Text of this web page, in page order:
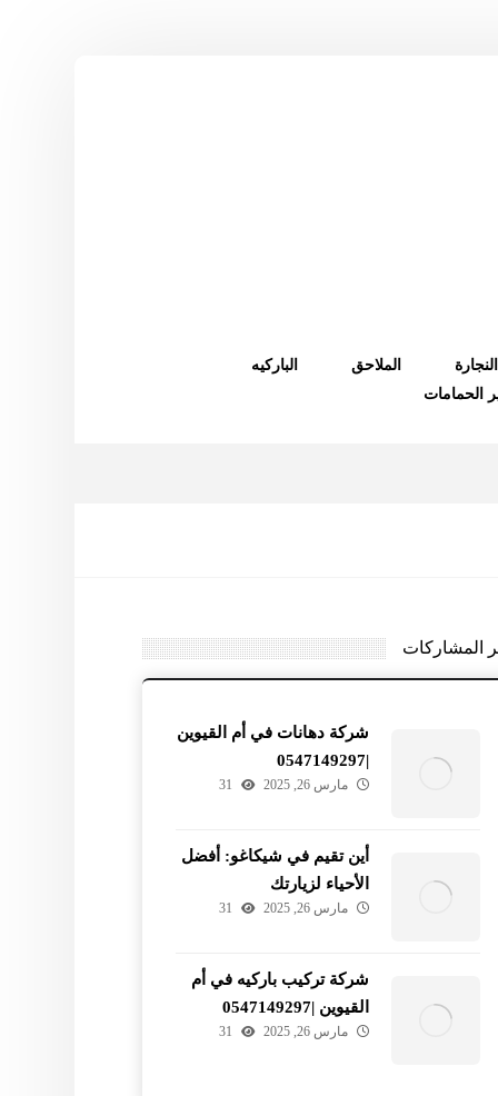
النجارة الملاحق
الباركيه
الحمامات
المشاركات
شركة دهانات في أم القيوين
|0547149297
مارس 26, 2025 31
أين تقيم في شيكاغو: أفضل
الأحياء لزيارتك
مارس 26, 2025 31
شركة تركيب باركيه في أم
القيوين |0547149297
مارس 26, 2025 31